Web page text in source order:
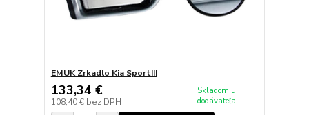
EMUK Zrkadlo Kia SportIII
133,34 €
108,40 € bez DPH
Skladom u
dodávateľa